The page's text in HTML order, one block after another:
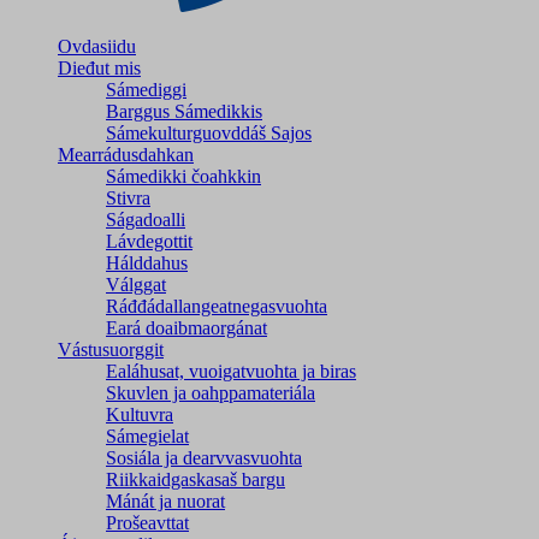
Ovdasiidu
Dieđut mis
Sámediggi
Barggus Sámedikkis
Sámekulturguovddáš Sajos
Mearrádusdahkan
Sámedikki čoahkkin
Stivra
Ságadoalli
Lávdegottit
Hálddahus
Válggat
Ráđđádallangeatnegas­vuohta
Eará doaibmaorgánat
Vástusuorggit
Ealáhusat, vuoigatvuohta ja biras
Skuvlen ja oahppamateriála
Kultuvra
Sámegielat
Sosiála ja dearvvasvuohta
Riikkaidgaskasaš bargu
Mánát ja nuorat
Prošeavttat